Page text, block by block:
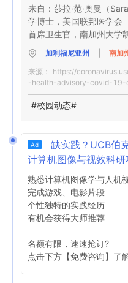
请注意未来几天大学有关
致力于倡导我们的国际社
持。
各个学校的教师一直在思
我们教学卓越中心（CET
令人兴奋的新在线环境。
些领先的在线课程，他们
修订后的课程表将于7月8
本科课程将仅在线提供。
课和在线课程结合）。
和其他涉及动手工作的课
和设备的独立研究。即使
上提供。
每所学校都将在未来几天
课外活动，学生组织等的
也将由各个学校和课程来
何最好地保持本学期学业
并促进社会参与。我们还
世界各地的转学生提供大
区的一部分，并能够尽快
课程表
我们的首要任务是在课堂
与终身的Trojan Family
习方式如何或在何处发生
生，激发他们的创造力，
各个学校的教师一直在思
我们教学卓越中心（CET
令人兴奋的新在线环境。
些领先的在线课程，他们
修订后的课程表将于7月
本科课程将仅在线提供。
课和在线课程结合）。我
内亲自进行。这些将主要
的分配计划。
大学正在根据联邦，州和
和优先原则，我们预计将
供可用剂量后立即接种疫
己和他人的最佳方法。即
您对这些疫苗有疑问，
目前为止的知识提供FAQ
您还可以在此处查看有关
以及为何医护人员选择接
的视频 。
疫苗的到来无疑是一个积
我们正处于一个极其危险
准则，始终保持警惕。
谢谢大家在我们进入新希
置信的挑战时继续表现出
来自：莎拉·范·奥曼（
学博士，美国联邦医学会
首席卫生官，南加州大学
抄送：南加州大学教职员
日期： 2020年8月24日
主题：社区卫生咨询：校
在秋季学期的第一周结束
学公园校园社区的学生中
加。在过去七天中：
通过无症状人口测试（流
通过南加州大学学生健康
个体进行测试，已鉴定出
关。
由于暴露，现在有100多
加利福尼亚州
南加
来源： https://
-health-advisory-covid-19-
#校园动态#
Ad
缺实践？UCB伯
计算机图像与视效科研
熟悉计算机图像学与人机
完成游戏、电影片段
个性独特的实践经历
有机会获得大师推荐
名额有限，速速抢订?
点击下方【免费咨询】了